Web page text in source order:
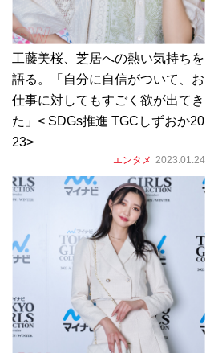
工藤美桜、芝居への熱い気持ちを
語る。「自分に自信がついて、お
仕事に対してもすごく欲が出てき
た」< SDGs推進 TGCしずおか20
23>
エンタメ 2023.01.24